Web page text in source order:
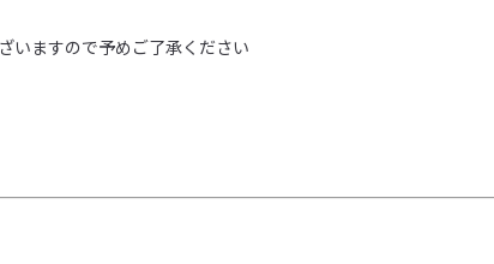
いますので予めご了承ください